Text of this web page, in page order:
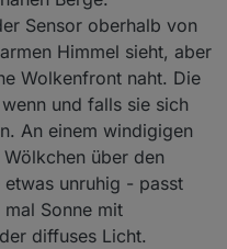
Sensor oberhalb von
Himmel sieht, aber
Wolkenfront naht. Die
und falls sie sich
An einem windigigen
über den
unruhig - passt
Sonne mit
diffuses Licht.